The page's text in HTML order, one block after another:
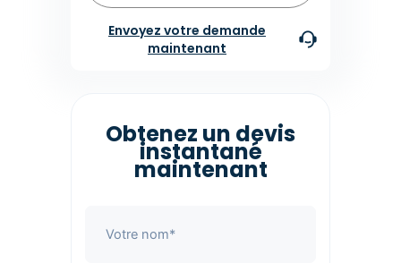
Envoyez votre demande
maintenant
Obtenez un devis
instantané
maintenant